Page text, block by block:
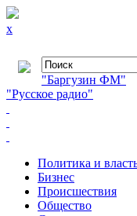
x
"Баргузин ФМ"
"Русское радио"
Политика и
Бизнес
Происшествия
Общество